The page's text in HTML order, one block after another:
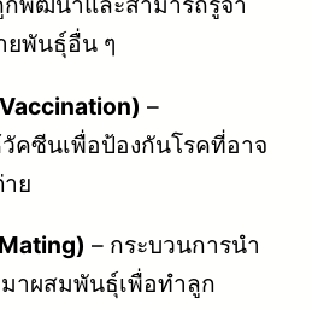
ยพันธุ์อื่น ๆ
–
คซีนเพื่อป้องกันโรคที่อาจ
ย
– กระบวนการนำ
าผสมพันธุ์เพื่อทำลูก